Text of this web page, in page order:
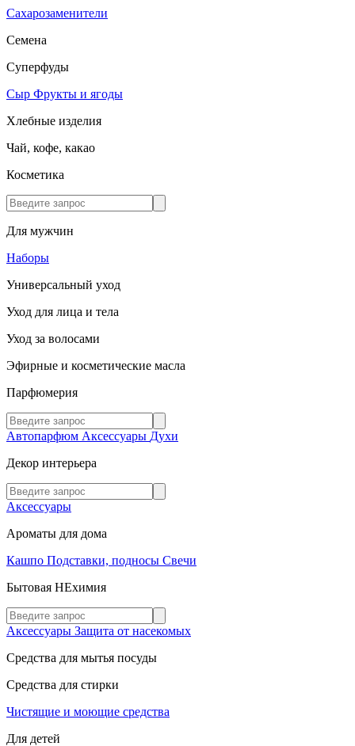
Сахарозаменители
Семена
Суперфуды
Сыр Фрукты и ягоды
Хлебные изделия
Чай, кофе, какао
Косметика
Для мужчин
Наборы
Универсальный уход
Уход для лица и тела
Уход за волосами
Эфирные и косметические масла
Парфюмерия
Автопарфюм Аксессуары Духи
Декор интерьера
Аксессуары
Ароматы для дома
Кашпо Подставки, подносы Свечи
Бытовая НЕхимия
Аксессуары Защита от насекомых
Средства для мытья посуды
Средства для стирки
Чистящие и моющие средства
Для детей